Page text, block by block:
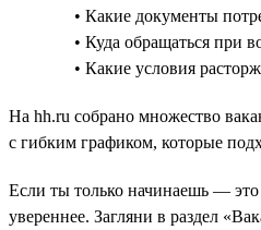
• Какие документы
• Куда обращаться при
• Какие условия
На hh.ru собрано множество
с гибким графиком, которые
Если ты только начинаешь —
увереннее. Загляни в раздел